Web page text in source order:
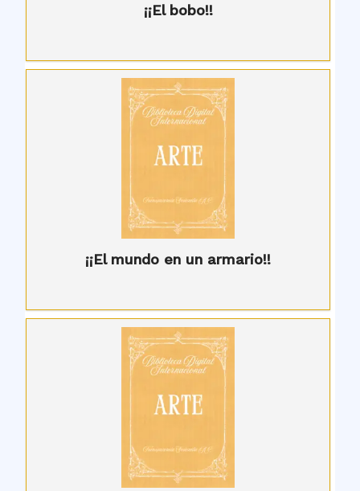
¡¡El bobo!!
¡¡El mundo en un armario!!